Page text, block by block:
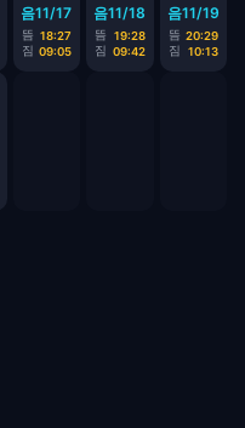
음11/17
뜸 18:27
짐 09:05
음11/18
뜸
19:28
짐 09:42
음11/19
뜸 20:29
짐
10:13